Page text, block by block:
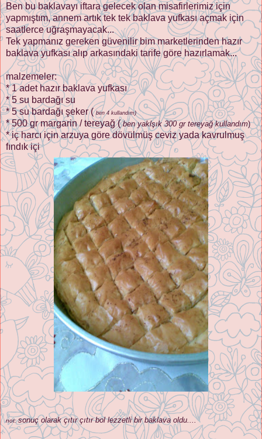
Ben bu baklavayı iftara gelecek olan misafirlerimiz için
yapmıştım, annem artık tek tek baklava yufkası açmak için
saatlerce uğraşmayacak...
Tek yapmanız gereken güvenilir bim marketlerinden hazır
baklava yufkası alıp arkasındaki tarife göre hazırlamak...
malzemeler:
* 1 adet hazır baklava yufkası
* 5 su bardağı su
* 5 su bardağı şeker (ben 4 kullandım)
* 500 gr margarin / tereyağ (ben yaklşık 300 gr tereyağ kullandım)
* iç harcı için arzuya göre dövülmüş ceviz yada kavrulmuş
fındık içi
not:sonuç olarak çıtır çıtır bol lezzetli bir baklava oldu....